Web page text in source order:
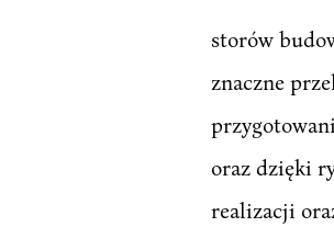
storów
znaczne
oraz dzięki
realizacji